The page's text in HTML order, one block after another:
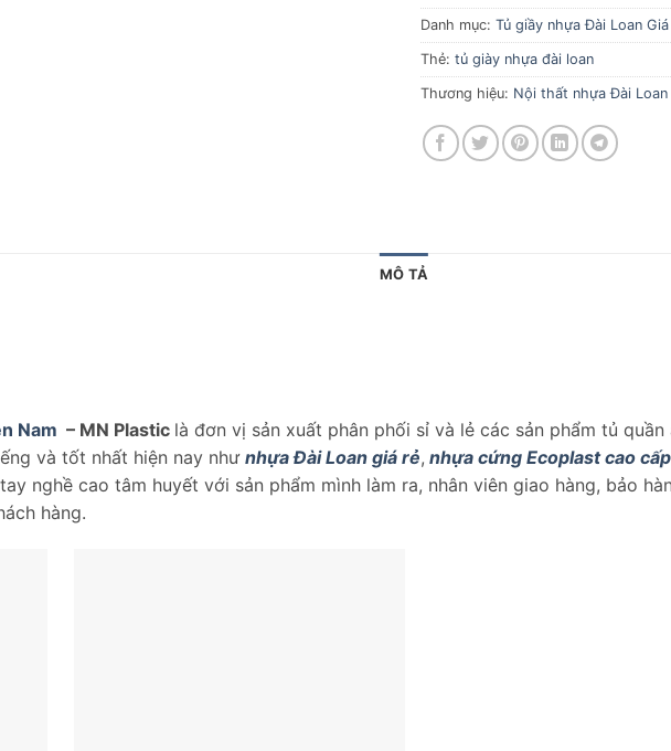
Danh mục: Tủ giầy nhựa Đài Loan
Thẻ: tủ giày nhựa đài loan
Thương hiệu: Nội thất nhựa Đài Loan
MÔ TẢ
Nam – MN Plastic là đơn vị sản xuất phân phối sỉ và lẻ các sản phẩm tủ
và tốt nhất hiện nay như nhựa Đài Loan giá rẻ, nhựa cứng Ecoplast cao cấp
nghề cao tâm huyết với sản phẩm mình làm ra, nhân viên giao hàng, bảo
hàng.